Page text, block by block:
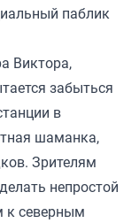
паблик
Виктора,
забыться
в
шаманка,
Зрителям
непростой
к северным